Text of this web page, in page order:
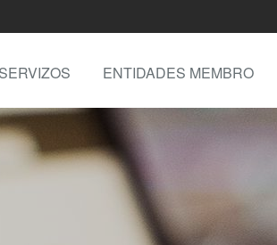
SERVIZOS ENTIDADES MEMBRO